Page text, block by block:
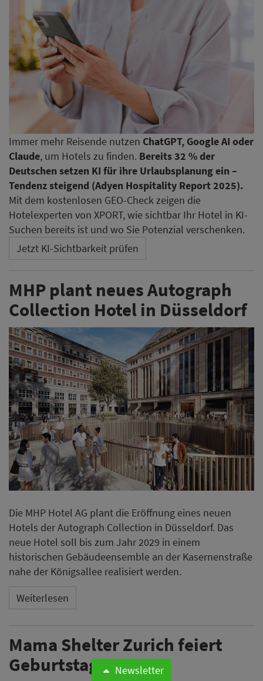
Immer mehr Reisende nutzen ChatGPT, Google AI oder
Claude, um Hotels zu finden. Bereits 32 % der
Deutschen setzen KI für ihre Urlaubsplanung ein –
Tendenz steigend (Adyen Hospitality Report 2025).
Mit dem kostenlosen GEO-Check zeigen die
Hotelexperten von XPORT, wie sichtbar Ihr Hotel in KI-
Suchen bereits ist und wo Sie Potenzial verschenken.
Jetzt KI-Sichtbarkeit prüfen
MHP plant neues Autograph
Collection Hotel in Düsseldorf
Die MHP Hotel AG plant die Eröffnung eines neuen
Hotels der Autograph Collection in Düsseldorf. Das
neue Hotel soll bis zum Jahr 2029 in einem
historischen Gebäudeensemble an der Kasernenstraße
nahe der Königsallee realisiert werden.
Weiterlesen
Mama Shelter Zurich feiert
Geburtstag
Newsletter